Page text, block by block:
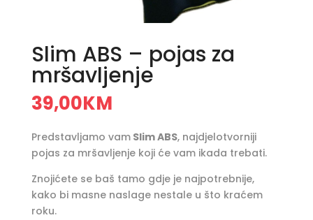
Slim ABS – pojas za
mršavljenje
39,00KM
Predstavljamo vamSlim ABS, najdjelotvorniji
pojas za mršavljenje koji će vam ikada trebati.
Znojićete se baš tamo gdje je najpotrebnije,
kako bi masne naslage nestale u što kraćem
roku.